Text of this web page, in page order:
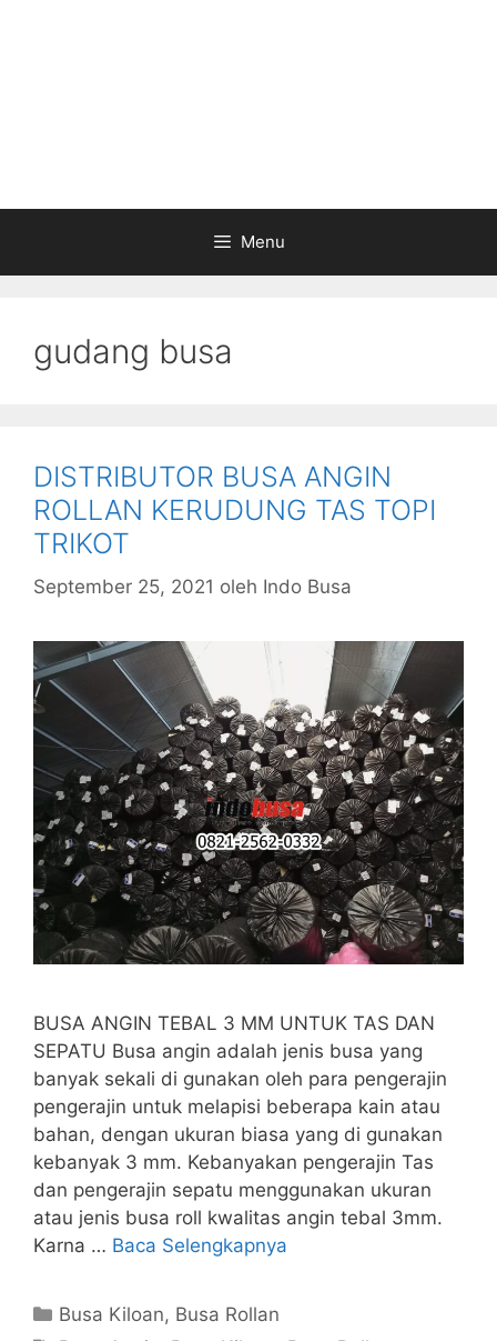
Menu
gudang busa
DISTRIBUTOR BUSA ANGIN
ROLLAN KERUDUNG TAS TOPI
TRIKOT
September 25, 2021 oleh Indo Busa
BUSA ANGIN TEBAL 3 MM UNTUK TAS DAN
SEPATU Busa angin adalah jenis busa yang
banyak sekali di gunakan oleh para pengerajin
pengerajin untuk melapisi beberapa kain atau
bahan, dengan ukuran biasa yang di gunakan
kebanyak 3 mm. Kebanyakan pengerajin Tas
dan pengerajin sepatu menggunakan ukuran
atau jenis busa roll kwalitas angin tebal 3mm.
Karna … Baca Selengkapnya
Kategori
Busa Kiloan, Busa Rollan